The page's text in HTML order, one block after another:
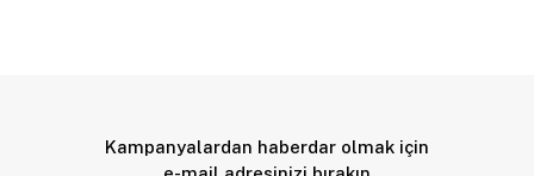
Kampanyalardan haberdar olmak için